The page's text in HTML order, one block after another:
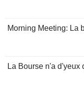
Morning Meeting: La
La Bourse n'a d'yeux